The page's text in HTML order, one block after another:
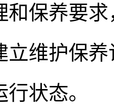
和保养要
立维护保
状态。